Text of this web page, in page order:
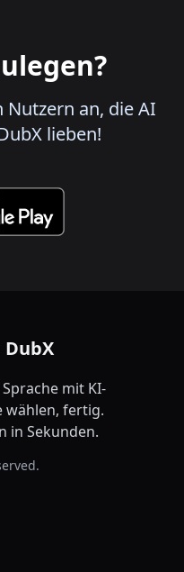
Nutzern an, die AI
lieben!
mit KI-
wählen, fertig.
in Sekunden.